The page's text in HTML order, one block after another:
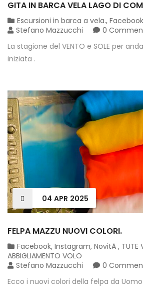
GITA IN BARCA VELA LAGO DI
Escursioni in barca a vela., Facebook
Stefano Mazzucchi
0
La stagione del VENTO e SOLE per
iniziata .
04 APR 2025
FELPA MAZZU NUOVI COLORI.
Facebook, Instagram, NovitÃ , TUTE
ABBIGLIAMENTO VOLO
Stefano Mazzucchi
0
Ecco i nuovi colori della felpa da